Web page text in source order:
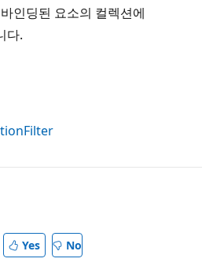
바인딩된 요소의 컬렉션에
다.
Yes No